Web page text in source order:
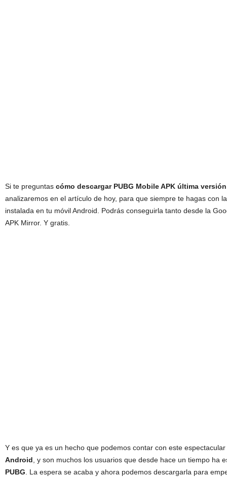
Si te preguntas cómo descargar PUBG Mobile APK última
analizaremos en el artículo de hoy, para que siempre te hagas con
instalada en tu móvil Android. Podrás conseguirla tanto desde la
APK Mirror. Y gratis.
Y es que ya es un hecho que podemos contar con este
Android, y son muchos los usuarios que desde hace un tiempo ha
PUBG. La espera se acaba y ahora podemos descargarla para